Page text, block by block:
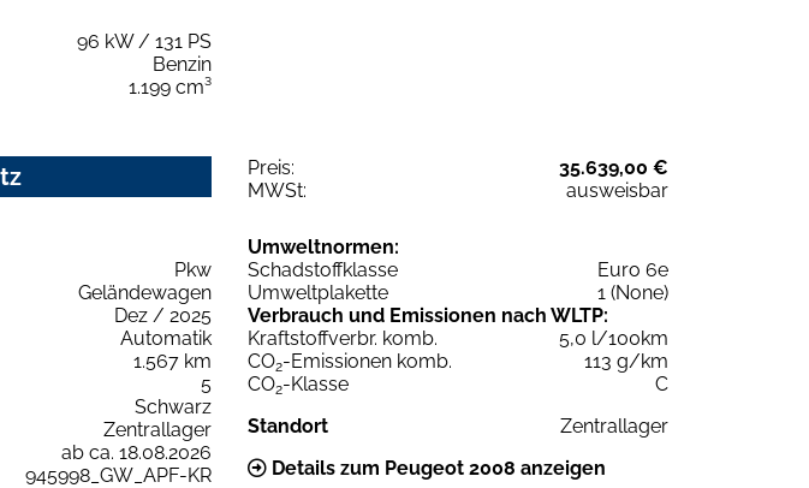
96 kW / 131 PS
Benzin
1.199 cm³
Preis:
35.639,00 €
MWSt:
ausweisbar
Pkw
Geländewagen
Dez / 2025
Automatik
1.567 km
5
Schwarz
Zentrallager
ab ca. 18.08.2026
945998_GW_APF-KR
Umweltnormen:
Schadstoffklasse
Euro 6e
Umweltplakette
1 (None)
Verbrauch und Emissionen nach WLTP:
Kraftstoffverbr. komb.
5,0 l/100km
CO2-Emissionen komb.
113 g/km
CO2-Klasse
C
Standort
Zentrallager
Details zum Peugeot 2008 anzeigen